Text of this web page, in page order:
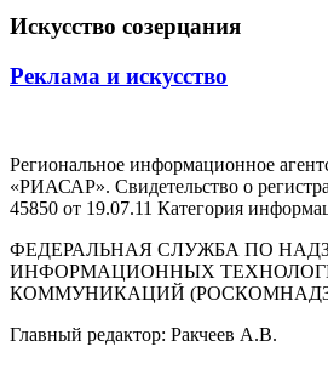
Искусство созерцания
Реклама и искусство
Региональное информационное
«РИАСАР». Свидетельство о
45850 от 19.07.11 Категория
ФЕДЕРАЛЬНАЯ СЛУЖБА ПО
ИНФОРМАЦИОННЫХ
КОММУНИКАЦИЙ
Главный редактор: Ракчеев А.В.